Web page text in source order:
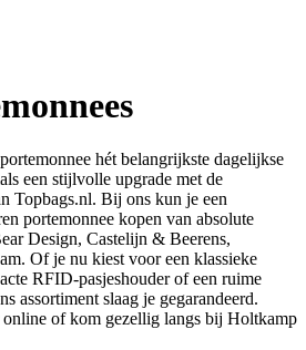
hét belangrijkste dagelijkse
een stijlvolle upgrade met de
Topbags.nl. Bij ons kun je een
portemonnee kopen van absolute
Design, Castelijn & Beerens,
. Of je nu kiest voor een klassieke
RFID-pasjeshouderof een ruime
assortiment slaag je gegarandeerd.
of kom gezellig langs bij Holtkamp